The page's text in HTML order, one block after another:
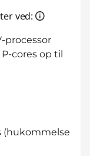
ved:
processor
P-cores op til
(hukommelse